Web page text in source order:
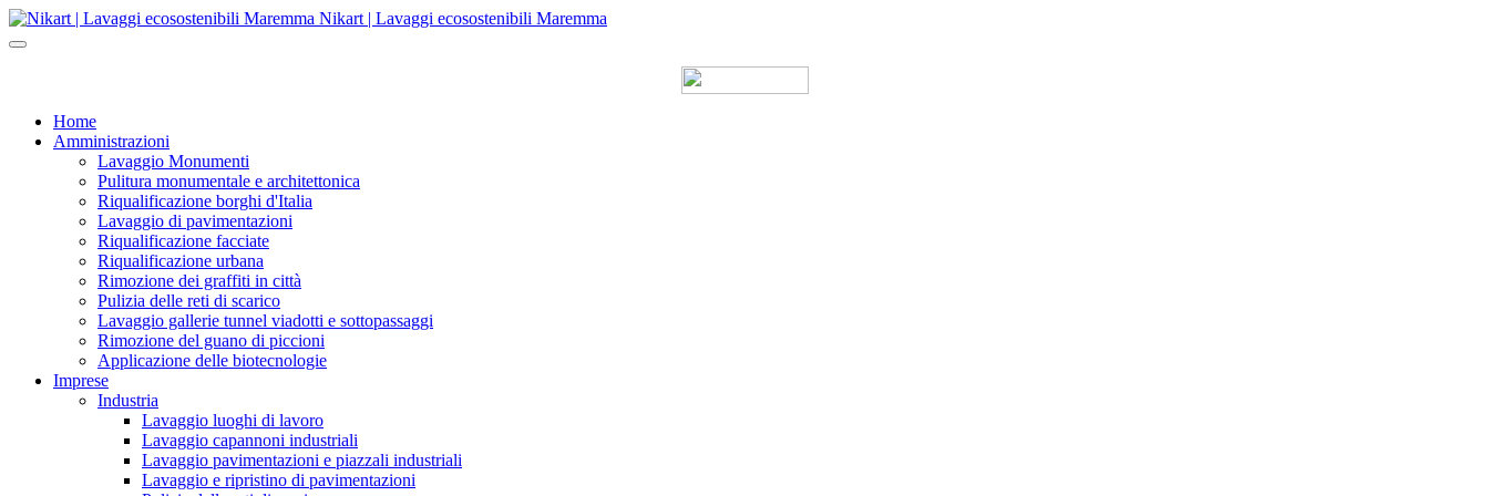
Nikart | Lavaggi ecosostenibili Maremma
Home
Amministrazioni
Lavaggio Monumenti
Pulitura monumentale e architettonica
Riqualificazione borghi d'Italia
Lavaggio di pavimentazioni
Riqualificazione facciate
Riqualificazione urbana
Rimozione dei graffiti in città
Pulizia delle reti di scarico
Lavaggio gallerie tunnel viadotti e sottopassaggi
Rimozione del guano di piccioni
Applicazione delle biotecnologie
Imprese
Industria
Lavaggio luoghi di lavoro
Lavaggio capannoni industriali
Lavaggio pavimentazioni e piazzali industriali
Lavaggio e ripristino di pavimentazioni